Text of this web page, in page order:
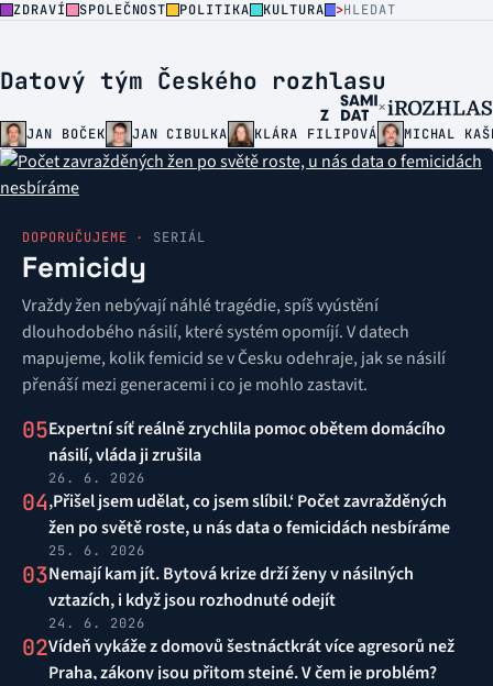
ZDRAVÍ SPOLEČNOST POLITIKA KULTURA ŽIVOTNÍ PROSTŘEDÍ
>
Datový tým Českého rozhlasu
×
JAN BOČEK JAN CIBULKA KLÁRA FILIPOVÁ MICHAL
DOPORUČUJEME · SERIÁL
Femicidy
Vraždy žen nebývají náhlé tragédie, spíš vyústění
dlouhodobého násilí, které systém opomíjí. V datech
mapujeme, kolik femicid se v Česku odehraje, jak se násilí
přenáší mezi generacemi i co je mohlo zastavit.
05Expertní síť reálně zrychlila pomoc obětem domácího
násilí, vláda ji zrušila
26. 6. 2026
04‚Přišel jsem udělat, co jsem slíbil.‘ Počet zavražděných
žen po světě roste, u nás data o femicidách nesbíráme
25. 6. 2026
03Nemají kam jít. Bytová krize drží ženy v násilných
vztazích, i když jsou rozhodnuté odejít
24. 6. 2026
02Vídeň vykáže z domovů šestnáctkrát více agresorů než
Praha, zákony jsou přitom stejné. V čem je problém?